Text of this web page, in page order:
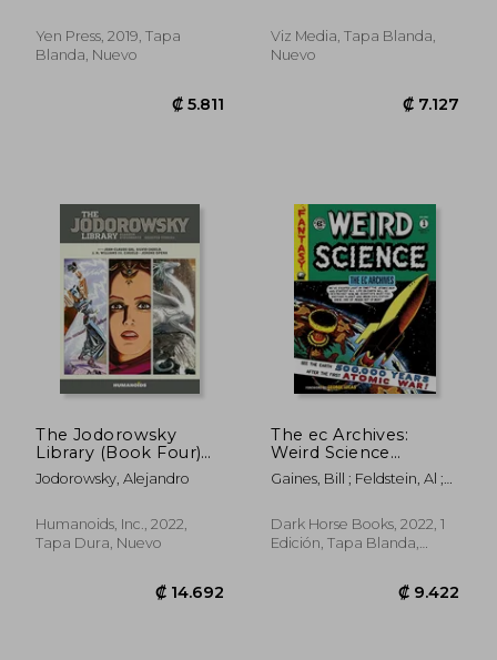
₡ 4.824
Yen Press, 2019, Tapa
Blanda, Nuevo
Viz Media, Tapa Blanda,
Nuevo
The Jodorowsky
Library (Book Four)
(Jodorowsky Library,
4) (en Inglés)
Jodorowsky, Alejandro
Humanoids, Inc., 2022,
Tapa Dura, Nuevo
The ec Archives:
Weird Science
Volume 1 (en Inglés)
Gaines, Bill ; Feldstein, Al ;
Dark Horse Books, 2022, 1
Edición, Tapa Blanda,